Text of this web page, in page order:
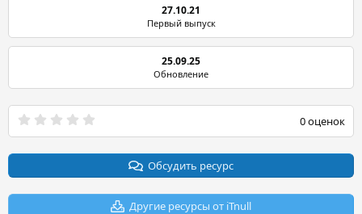
27.10.21
Первый выпуск
25.09.25
Обновление
0
0
в
з
0 оценок
Обсудить ресурс
Другие ресурсы от iTnull